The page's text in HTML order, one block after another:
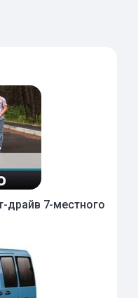
драйв 7-местного